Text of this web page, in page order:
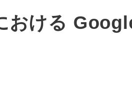
おける